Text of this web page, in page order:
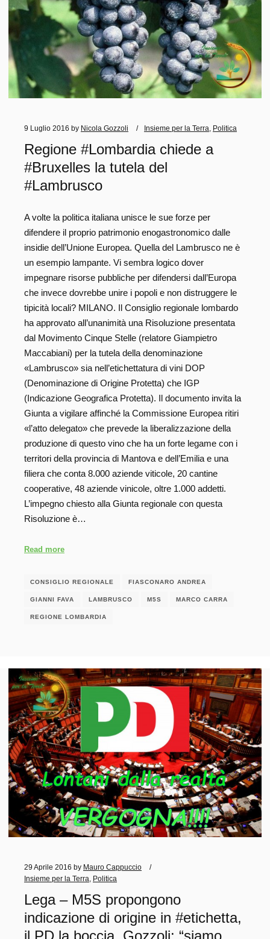
9 Luglio 2016 by Nicola Gozzoli Insieme per la Terra Politica
Regione #Lombardia chiede a
#Bruxelles la tutela del
#Lambrusco
A volte la politica italiana unisce le sue forze per
difendere il proprio patrimonio enogastronomico dalle
insidie dell’Unione Europea. Quella del Lambrusco ne è
un esempio lampante. Vi sembra logico dover
impegnare risorse pubbliche per difendersi dall’Europa
che invece dovrebbe unire i popoli e non distruggere le
tipicità locali? MILANO. Il Consiglio regionale lombardo
ha approvato all’unanimità una Risoluzione presentata
dal Movimento Cinque Stelle (relatore Giampietro
Maccabiani) per la tutela della denominazione
«Lambrusco» sia nell’etichettatura di vini DOP
(Denominazione di Origine Protetta) che IGP
(Indicazione Geografica Protetta). Il documento invita la
Giunta a vigilare affinché la Commissione Europea ritiri
«l’atto delegato» che prevede la liberalizzazione della
produzione di questo vino che ha un forte legame con i
territori della provincia di Mantova e dell’Emilia e una
filiera che conta 8.000 aziende viticole, 20 cantine
cooperative, 48 aziende vinicole, oltre 1.000 addetti.
L’impegno chiesto alla Giunta regionale con questa
Risoluzione è…
Read more
CONSIGLIO REGIONALE FIASCONARO ANDREA
GIANNI FAVA LAMBRUSCO M5S MARCO CARRA
REGIONE LOMBARDIA
29 Aprile 2016 by Mauro Cappuccio
Insieme per la Terra
Politica
Lega – M5S propongono
indicazione di origine in #etichetta,